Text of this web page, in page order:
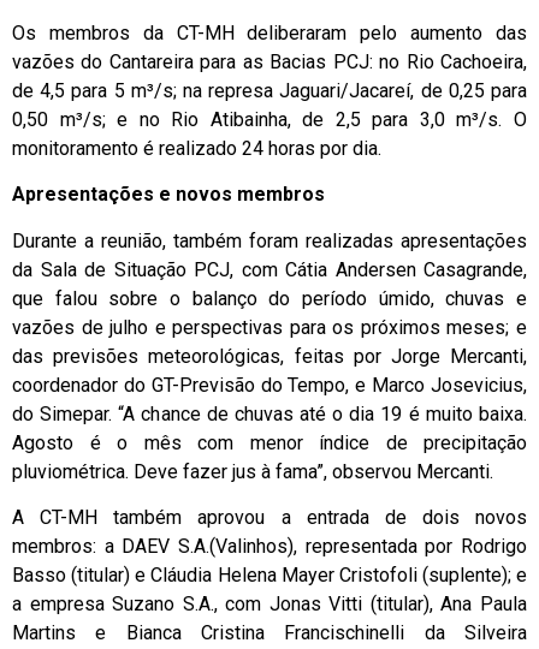
Os membros da CT-MH deliberaram pelo aumento das
vazões do Cantareira para as Bacias PCJ: no Rio Cachoeira,
de 4,5 para 5 m³/s; na represa Jaguari/Jacareí, de 0,25 para
0,50 m³/s; e no Rio Atibainha, de 2,5 para 3,0 m³/s. O
monitoramento é realizado 24 horas por dia.
Apresentações e novos membros
Durante a reunião, também foram realizadas apresentações
da Sala de Situação PCJ, com Cátia Andersen Casagrande,
que falou sobre o balanço do período úmido, chuvas e
vazões de julho e perspectivas para os próximos meses; e
das previsões meteorológicas, feitas por Jorge Mercanti,
coordenador do GT-Previsão do Tempo, e Marco Josevicius,
do Simepar. “A chance de chuvas até o dia 19 é muito baixa.
Agosto é o mês com menor índice de precipitação
pluviométrica. Deve fazer jus à fama”, observou Mercanti.
A CT-MH também aprovou a entrada de dois novos
membros: a DAEV S.A.(Valinhos), representada por Rodrigo
Basso (titular) e Cláudia Helena Mayer Cristofoli (suplente); e
a empresa Suzano S.A., com Jonas Vitti (titular), Ana Paula
Martins e Bianca Cristina Francischinelli da Silveira